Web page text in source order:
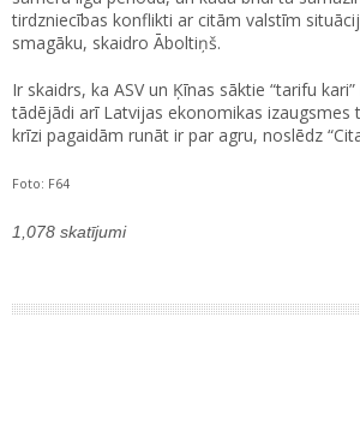
tirdzniecības konflikti ar citām valstīm
smagāku, skaidro Āboltiņš.
Ir skaidrs, ka ASV un Ķīnas sāktie “tarifu
tādējādi arī Latvijas ekonomikas izaugsmes
krīzi pagaidām runāt ir par agru, noslēdz
Foto: F64
1,078 skatījumi